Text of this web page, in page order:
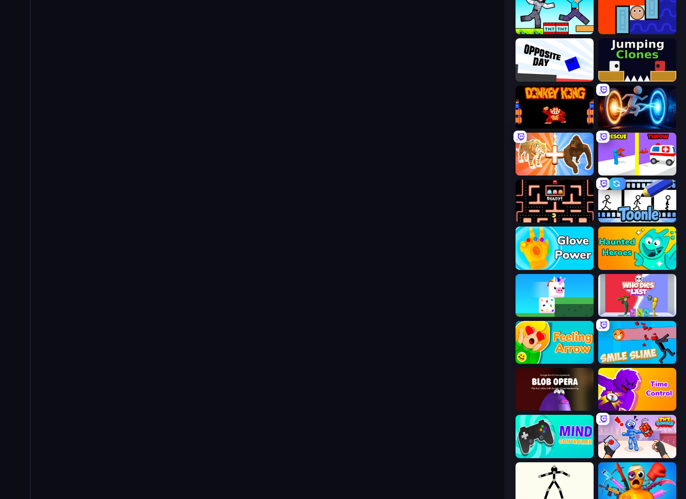
Noob Gigachad: Parkour Tricks Challenge Lava and Aqua
Opposite Day Jumping Clones
Donkey Kong Returns Portal Escape
Animal DNA Run Rescue Throw
Pacman Toonle
Glove Power Haunted Heroes
Stacky Bird Who Dies Last?
Feeling Arrow Smile Slime
Blob Opera Time Control!
Mind Controller TNT Bomber